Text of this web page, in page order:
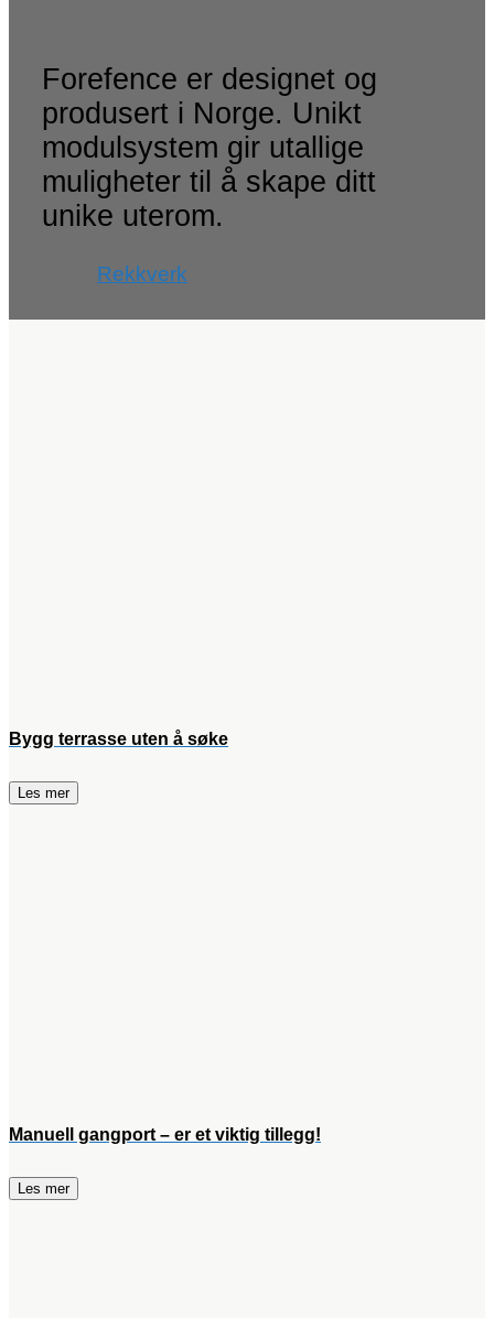
Forefence er designet og
produsert i Norge. Unikt
modulsystem gir utallige
muligheter til å skape ditt
unike uterom.
Rekkverk
Bygg terrasse uten å søke
Les mer
Manuell gangport – er et viktig tillegg!
Les mer